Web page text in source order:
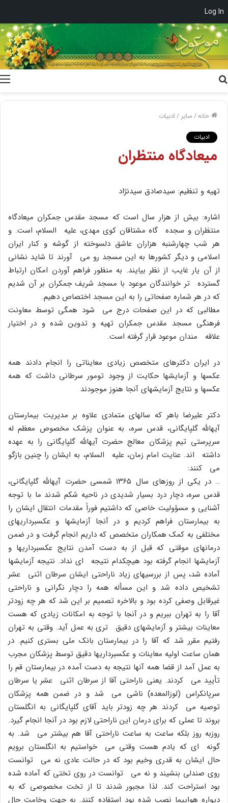
Log In
خانه/سایر /ادبیات
ادبیات
میعادگاه منتظران
تهیه و تنظیم: سیدصادق سیدنژاد
اشاره: بیش از هزار سال است که مسجد مقدس جمکران میعادگاه
منتظران و سجده گاه مشتاقان کوى مهدى، علیه السلام، است. و
هر شب چهارشنبه هزاران عاشق دلسوخته از گوشه و کنار ایران
اسلامى و دیگر کشورها به این مسجد رو مى آورند تا شاید نشانى
از آن یار غایب از نظر بیایند. به منظور فراهم آوردن امکان ارتباط
گسترده تر خوانندگان موعود با مسجد شریف جمکران بر آن شدیم
که در هر شماره صفحاتى را به این مسجد اختصاص دهیم.
مطالبى که در این صفحات درج مى شود همگى توسط معاونت
فرهنگى مسجد مقدس جمکران تهیه و تدوین شده و در اختیار
علاقه مندان موعود قرار گرفته است.
در ایران دکترهاى متخصص زیادى معایناتى را انجام دادند همه
عکسها و آزمایشها حکایت از وجود تومور سرطانى داشت که همه
عکسها و نتایج آزمایشهاى آنجا هنوز موجودند
دکتر علیرضا باهر که سالهاى متمادى علاوه بر مدیریت بیمارستان
آیهاللَّه گلپایگانى، قدس سره، به عنوان پزشک مخصوص معظم له
سرپرستى تیم پزشکان معالج حضرت آیهاللَّه گلپایگانى را به عهده
داشته اند. عنایت امام زمان، علیه السلام، به ایشان را چنین بازگو
مى کنند:
… در یکى از روزهاى سال ۱۳۶۵ شمسى حضرت آیهاللَّه گلپایگانى،
قدس سره، دچار درد بسیار شدیدى در ناحیه شکم شدند ما با توجه
آشنایى و مسؤولیت خاصى که داشتیم فوراً مقدمات انتقال ایشان را
به بیمارستان فراهم کردیم و در آنجا آزمایشها و عکسبرداریهاى
مختلفى به کمک همکاران متخصص که داریم انجام گرفت و در ضمن
درمانهاى موقتى که قبل از به دست آمدن نتایج عکسبرداریها و
آزمایشها انجام گرفته بود هیچکدام نتیجه اى نداد. نتیجه آزمایشها
آماده شد، پس از بررسیهاى زیاد ناراحتى ایشان سرطان اثنى عشر
تشخیص داده شد و این مسأله همه را دچار نگرانى و ناراحتى
غیرقابل وصفى کرده بود و بالاخره تصمیم بر این شد که هر چه زودتر
آقا را به تهران ببریم و در آنجا با توجه به امکانات زیادى که هست
معاینات بیشتر و آزمایشهاى دقیق ترى به عمل آید. وقتى به تهران
رفتیم مقرر شد که آقا را در بیمارستان بانک ملى بسترى کنیم. در
همان ساعت اولیه معاینات و عکسبرداریها دقیق توسط پزشکان مجرب
به عمل آمد از قضا همه آنها نتیجه به دست آمده در بیمارستان قم را
تأیید مى کردند. یعنى ناراحتى آقا از سرطان اثنى عشر یا سرطان
سرپانکراس (لوزالمعده) ناشى مى شد و در ضمن همه پزشکان
توصیه مى کردند هر چه زودتر باید آقاى گلپایگانى به انگلستان
بروند تا عملى که براى درمان این ناراحتى لازم بود در آنجا انجام گیرد.
روزبه روز بلکه ساعت به ساعت ناراحتى آقا هم بیشتر مى شد. به
گونه اى که یادم هست وقتى مى خواستیم به انگلستان برویم
حال ایشان به قدرى وخیم بود که در حالت عادى نه مى توانست
روى صندلى بنشیند و نه مى توانست در روى تختى که آماده شده
بود استراحت کند. لذا مجبور شدند تا از تخت مخصوصى که به
دیواره هواپیما نصب شده بود استفاده کنند. به جهت وخامت حال